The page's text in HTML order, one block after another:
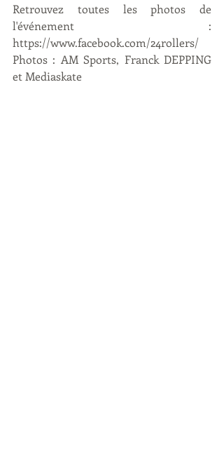
Retrouvez toutes les photos de
l'événement :
https://www.facebook.com/24rollers/
Photos : AM Sports, Franck DEPPING
et Mediaskate